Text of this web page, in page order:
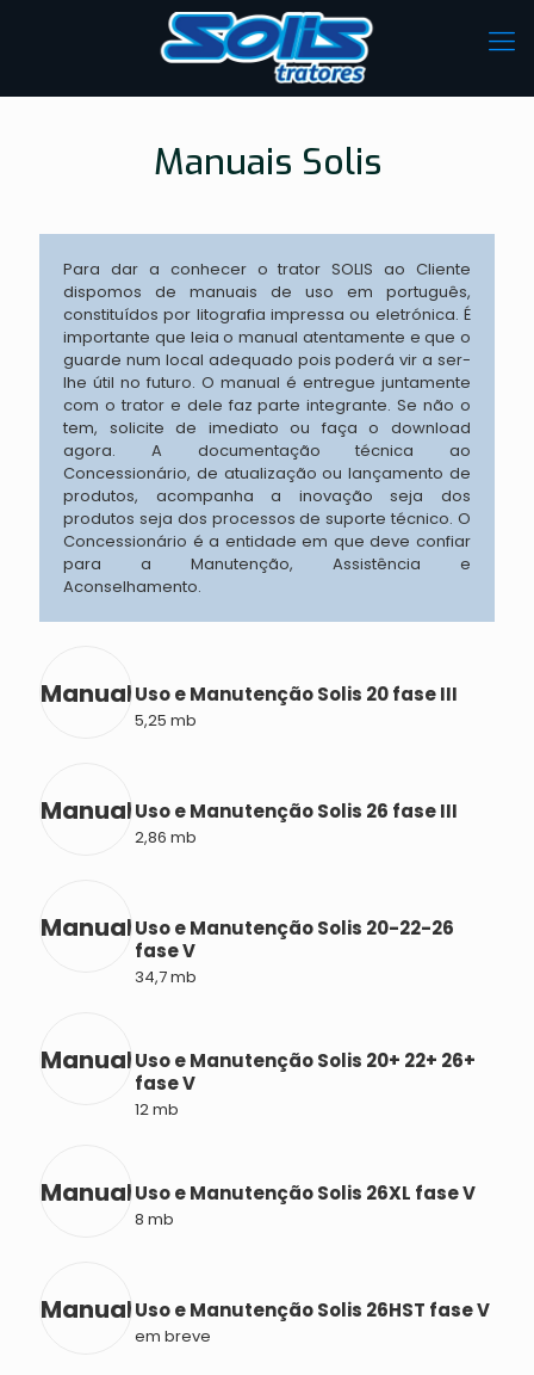
Manuais Solis
Para dar a conhecer o trator SOLIS ao Cliente
dispomos de manuais de uso em português,
constituídos por litografia impressa ou eletrónica. É
importante que leia o manual atentamente e que o
guarde num local adequado pois poderá vir a ser-
lhe útil no futuro. O manual é entregue juntamente
com o trator e dele faz parte integrante. Se não o
tem, solicite de imediato ou faça o download
agora. A documentação técnica ao
Concessionário, de atualização ou lançamento de
produtos, acompanha a inovação seja dos
produtos seja dos processos de suporte técnico. O
Concessionário é a entidade em que deve confiar
para a Manutenção, Assistência e
Aconselhamento.
ManualUso e Manutenção Solis 20 fase III
5,25 mb
ManualUso e Manutenção Solis 26 fase III
2,86 mb
ManualUso e Manutenção Solis 20-22-26
fase V
34,7 mb
ManualUso e Manutenção Solis 20+ 22+ 26+
fase V
12 mb
ManualUso e Manutenção Solis 26XL fase V
8 mb
ManualUso e Manutenção Solis 26HST fase V
em breve